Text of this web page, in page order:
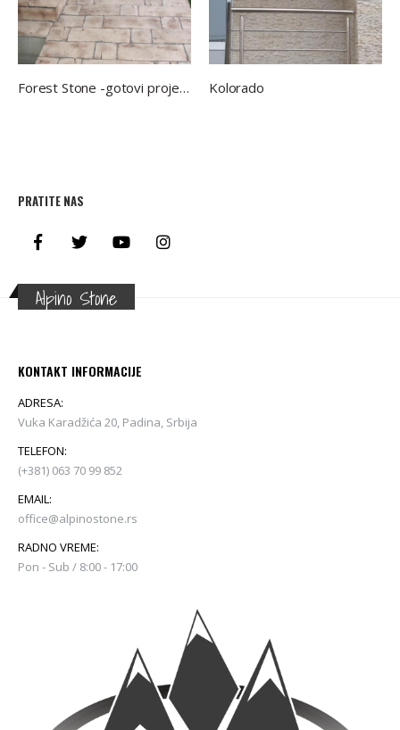
Forest Stone -gotovi projekti Kolorado
PRATITE NAS
Alpino Stone
KONTAKT INFORMACIJE
ADRESA:
Vuka Karadžića 20, Padina, Srbija
TELEFON:
(+381) 063 70 99 852
EMAIL:
office@alpinostone.rs
RADNO VREME:
Pon - Sub / 8:00 - 17:00